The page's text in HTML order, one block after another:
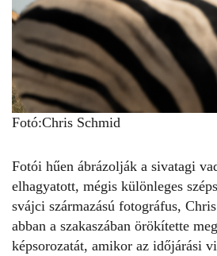
Fotó:Chris Schmid
Fotói hűen ábrázolják a sivatagi
elhagyatott, mégis különleges
svájci származású fotográfus,
abban a szakaszában örökítette
képsorozatát, amikor az időjárási